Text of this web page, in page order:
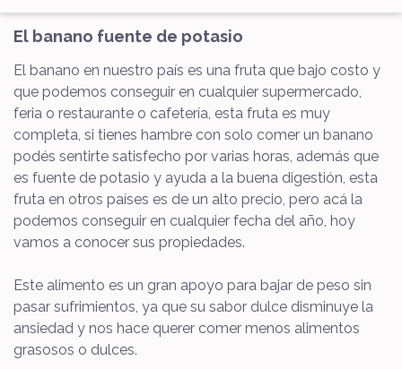
El banano fuente de potasio
El banano en nuestro país es una fruta que bajo costo y
que podemos conseguir en cualquier supermercado,
feria o restaurante o cafetería, esta fruta es muy
completa, si tienes hambre con solo comer un banano
podés sentirte satisfecho por varias horas, además que
es fuente de potasio y ayuda a la buena digestión, esta
fruta en otros países es de un alto precio, pero acá la
podemos conseguir en cualquier fecha del año, hoy
vamos a conocer sus propiedades.
Este alimento es un gran apoyo para bajar de peso sin
pasar sufrimientos, ya que su sabor dulce disminuye la
ansiedad y nos hace querer comer menos alimentos
grasosos o dulces.